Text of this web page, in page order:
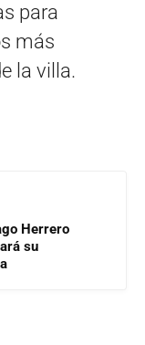
para
más
la villa.
Herrero
su